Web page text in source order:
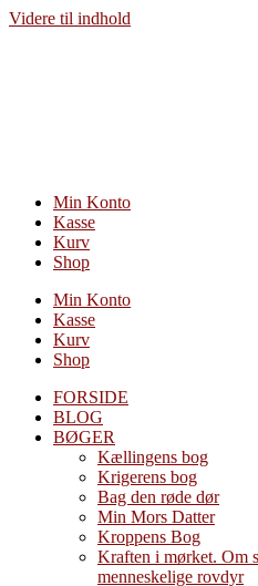
Videre til indhold
Min Konto
Kasse
Kurv
Shop
Min Konto
Kasse
Kurv
Shop
FORSIDE
BLOG
BØGER
Kællingens bog
Krigerens bog
Bag den røde dør
Min Mors Datter
Kroppens Bog
Kraften i mørket. Om
menneskelige rovdyr